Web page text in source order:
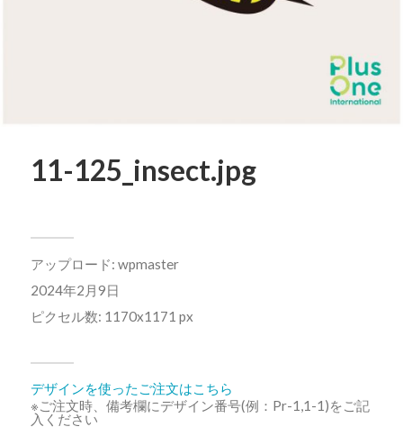
11-125_insect.jpg
アップロード: wpmaster
2024年2月9日
ピクセル数: 1170x1171 px
デザインを使ったご注文はこちら
※ご注文時、備考欄にデザイン番号(例：Pr-1,1-1)をご記
入ください